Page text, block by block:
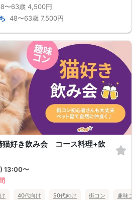
〜63歳 4,500円
48〜63歳 7,500円
好き飲み会 コース料理+飲
13:00〜
40代向け 50代向け 街コン 趣味コン